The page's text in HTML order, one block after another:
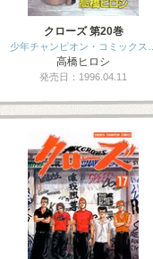
クローズ 第20巻
少年チャンピオン・コミックス…
高橋ヒロシ
発売日：1996.04.11